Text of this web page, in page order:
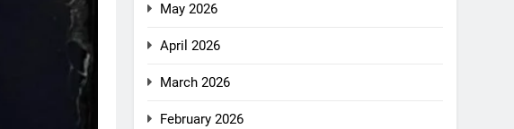
May 2026
April 2026
March 2026
February 2026